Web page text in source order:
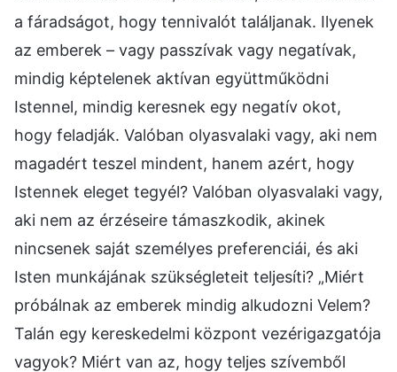
a fáradságot, hogy tennivalót találjanak. Ilyenek
az emberek – vagy passzívak vagy negatívak,
mindig képtelenek aktívan együttműködni
Istennel, mindig keresnek egy negatív okot,
hogy feladják. Valóban olyasvalaki vagy, aki nem
magadért teszel mindent, hanem azért, hogy
Istennek eleget tegyél? Valóban olyasvalaki vagy,
aki nem az érzéseire támaszkodik, akinek
nincsenek saját személyes preferenciái, és aki
Isten munkájának szükségleteit teljesíti? „Miért
próbálnak az emberek mindig alkudozni Velem?
Talán egy kereskedelmi központ vezérigazgatója
vagyok? Miért van az, hogy teljes szívemből